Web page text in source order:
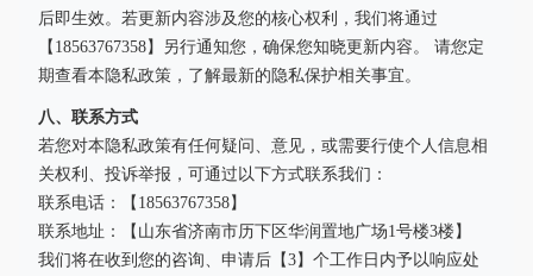
后即生效。若更新内容涉及您的核心权利，我们将通过
【18563767358】另行通知您，确保您知晓更新内容。 请您定
期查看本隐私政策，了解最新的隐私保护相关事宜。
八、联系方式
若您对本隐私政策有任何疑问、意见，或需要行使个人信息相
关权利、投诉举报，可通过以下方式联系我们：
联系电话：【18563767358】
联系地址：【山东省济南市历下区华润置地广场1号楼3楼】
我们将在收到您的咨询、申请后【3】个工作日内予以响应处